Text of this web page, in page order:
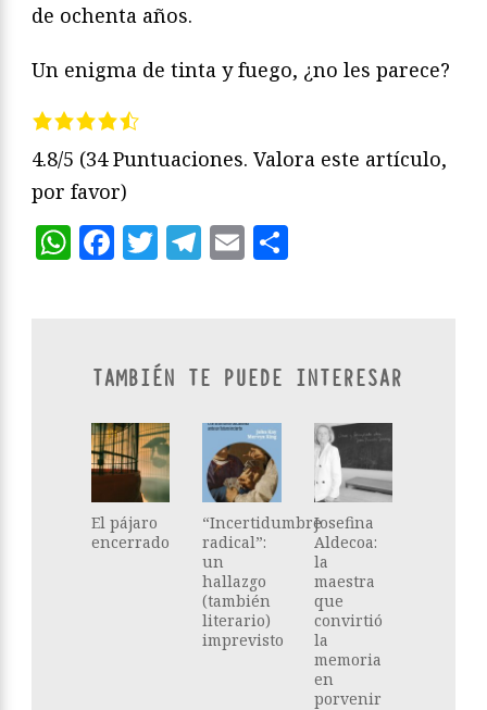
de ochenta años.
Un enigma de tinta y fuego, ¿no les parece?
4.8/5 (34 Puntuaciones. Valora este artículo,
por favor)
WhatsApp
Facebook
Twitter
Telegram
Email
TAMBIÉN TE PUEDE INTERESAR
El pájaro
encerrado
“Incertidumbre
radical”:
un
hallazgo
(también
literario)
imprevisto
Josefina
Aldecoa:
la
maestra
que
convirtió
la
memoria
en
porvenir